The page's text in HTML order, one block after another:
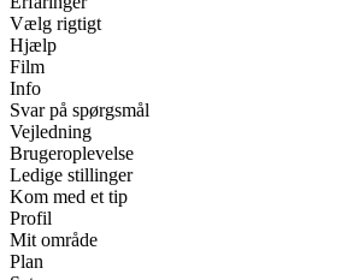
Vælg rigtigt
Hjælp
Film
Info
Svar på spørgsmål
Vejledning
Brugeroplevelse
Ledige stillinger
Kom med et tip
Profil
Mit område
Plan